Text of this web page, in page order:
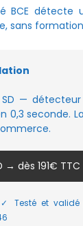
BCE détecte
sans
—
0,3 seconde.
→ dès 191€ TTC
Testé et validé